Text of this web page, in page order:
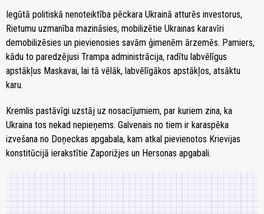
Iegūtā politiskā nenoteiktība pēckara Ukrainā atturēs investorus,
Rietumu uzmanība mazināsies, mobilizētie Ukrainas karavīri
demobilizēsies un pievienosies savām ģimenēm ārzemēs. Pamiers,
kādu to paredzējusi Trampa administrācija, radītu labvēlīgus
apstākļus Maskavai, lai tā vēlāk, labvēlīgākos apstākļos, atsāktu
karu.
Kremlis pastāvīgi uzstāj uz nosacījumiem, par kuriem zina, ka
Ukraina tos nekad nepieņems. Galvenais no tiem ir karaspēka
izvešana no Doņeckas apgabala, kam atkal pievienotos Krievijas
konstitūcijā ierakstītie Zaporižjes un Hersonas apgabali.